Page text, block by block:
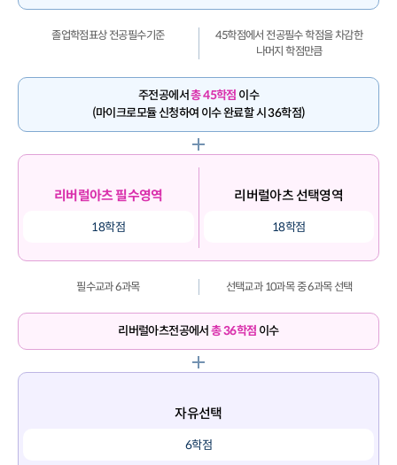
졸업학점표상 전공필수기준
45학점에서 전공필수 학점을 차감한
나머지 학점만큼
주전공에서총 45학점 이수
(마이크로모듈 신청하여 이수 완료할 시 36학점)
리버럴아츠 필수영역
18학점
리버럴아츠 선택영역
18학점
필수교과 6과목 선택교과 10과목 중 6과목 선택
리버럴아츠전공에서총 36학점 이수
자유선택
6학점